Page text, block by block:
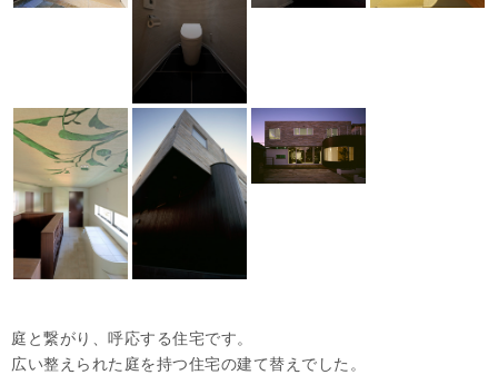
庭と繋がり、呼応する住宅です。
広い整えられた庭を持つ住宅の建て替えでした。